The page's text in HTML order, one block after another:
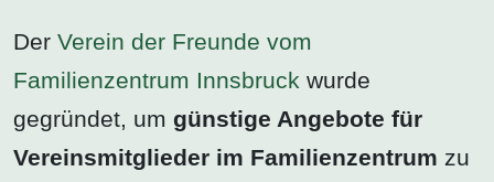
Der Verein der Freunde vom
Familienzentrum Innsbruck wurde
gegründet, um günstige Angebote für
Vereinsmitglieder im Familienzentrum zu